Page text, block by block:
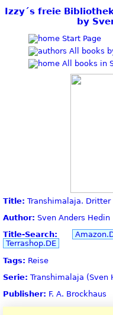
Izzy´s freie
by
Start Page
All books
All books in
Title: Transhimalaja. Dritter
Author: Sven Anders Hedin
Title-Search:
Terrashop.DE
Tags: Reise
Serie: Transhimalaja (Sven
Publisher: F. A. Brockhaus